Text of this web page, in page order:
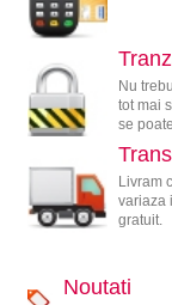
Nu
tot mai
se
Livram
variaza
gratuit.
Noutati